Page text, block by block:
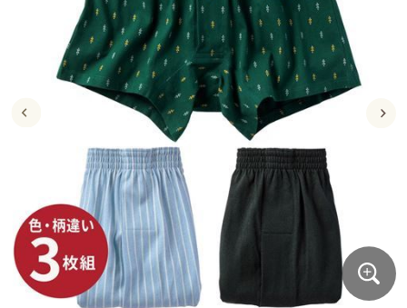
キッチン・雑貨・日用品
家具・収納
寝具・ベッド
カーテン・ラグ・ファブリック
美容・健康通販すべて
美容・健康・サプリメント
制服・スクール
制服・スクールすべて
ジュニア・ティーンズ下着
大きいサイズ
大きいサイズ通販すべて
大きいサイズ レディース服
大きいサイズ レディース下着
大きいサイズ メンズ
バーゲンセール
シークレットセール
商品カテゴリ一覧
カタログ
寝具・ベッド
カーテン・ラグ・ファブリック
美容・健康・サプリメント
制服・スクールすべて
制服・学生服
ジュニア・ティーンズ下着
大きいサイズ
大きいサイズ通販すべて
大きいサイズ レディース服
大きいサイズ レディース下着
大きいサイズ メンズ
大きいサイズ 事務・制服
バーゲン
シークレットセール
商品カテゴリ一覧
カタログ
カタログ・チラシからのご注文